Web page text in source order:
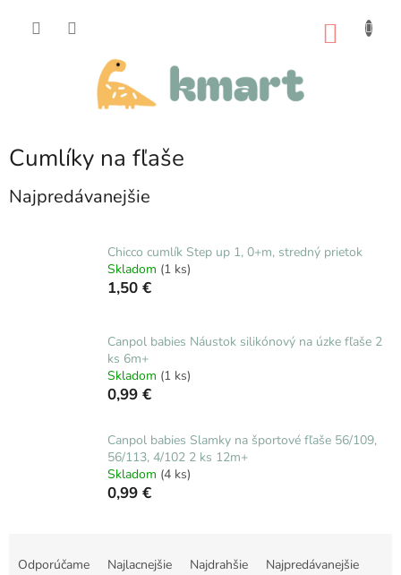
Cumlíky na fľaše
Najpredávanejšie
Chicco cumlík Step up 1, 0+m, stredný prietok
Skladom (1 ks)
1,50 €
Canpol babies Náustok silikónový na úzke fľaše 2
ks 6m+
Skladom (1 ks)
0,99 €
Canpol babies Slamky na športové fľaše 56/109,
56/113, 4/102 2 ks 12m+
Skladom (4 ks)
0,99 €
Odporúčame Najlacnejšie Najdrahšie Najpredávanejšie